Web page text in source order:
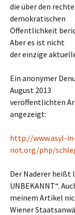
die über den
demokratischen
Öffentlichkeit
Aber es ist nicht
der einzige
Ein anonymer
August 2013
veröffentlichten
angezeigt:
http://www.asyl-
not.org/php/
Der Naderer heißt
UNBEKANNT“.
meinem Artikel
Wiener